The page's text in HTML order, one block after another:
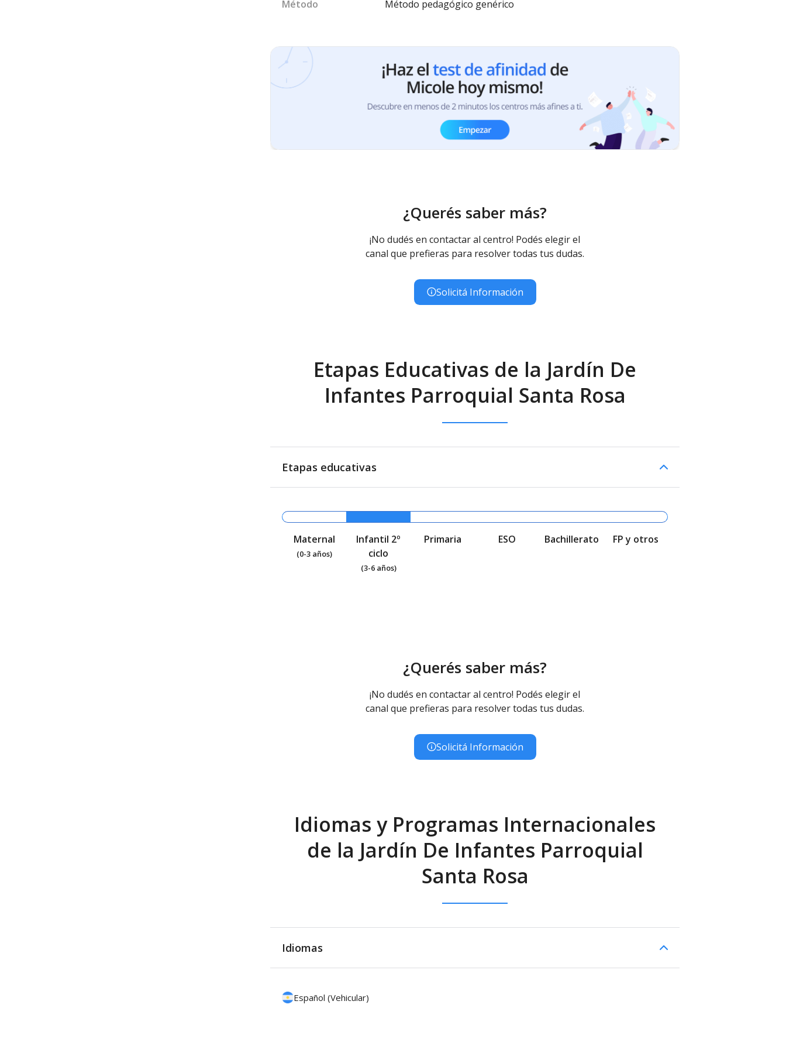
Método Método pedagógico genérico
¿Querés saber más?
¡No dudés en contactar al centro! Podés elegir el
canal que prefieras para resolver todas tus dudas.
Solicitá Información
Etapas Educativas de la Jardín De
Infantes Parroquial Santa Rosa
Etapas educativas
Maternal
(0-3 años)
Infantil 2º
ciclo
(3-6 años)
Primaria ESO Bachillerato FP y otros
¿Querés saber más?
¡No dudés en contactar al centro! Podés elegir el
canal que prefieras para resolver todas tus dudas.
Solicitá Información
Idiomas y Programas Internacionales
de la Jardín De Infantes Parroquial
Santa Rosa
Idiomas
Español (Vehicular)